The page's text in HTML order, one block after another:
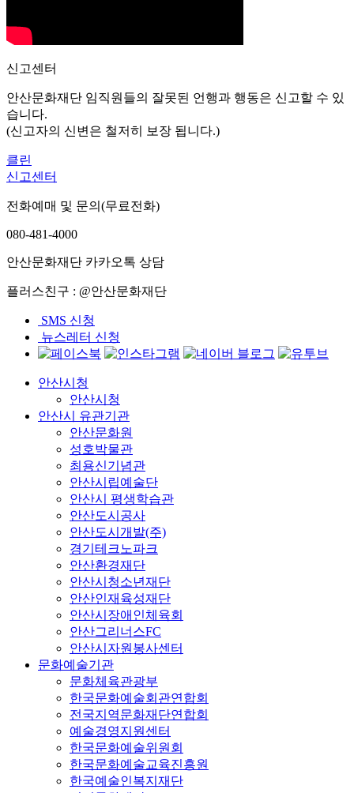
신고센터
안산문화재단 임직원들의 잘못된 언행과 행동은 신고할 수 있
습니다.
(신고자의 신변은 철저히 보장 됩니다.)
클린
신고센터
전화예매 및 문의(무료전화)
080-481-4000
안산문화재단 카카오톡 상담
플러스친구 : @안산문화재단
SMS 신청
뉴스레터 신청
안산시청
안산시청
안산시 유관기관
안산문화원
성호박물관
최용신기념관
안산시립예술단
안산시 평생학습관
안산도시공사
안산도시개발(주)
경기테크노파크
안산환경재단
안산시청소년재단
안산인재육성재단
안산시장애인체육회
안산그리너스FC
안산시자원봉사센터
문화예술기관
문화체육관광부
한국문화예술회관연합회
전국지역문화재단연합회
예술경영지원센터
한국문화예술위원회
한국문화예술교육진흥원
한국예술인복지재단